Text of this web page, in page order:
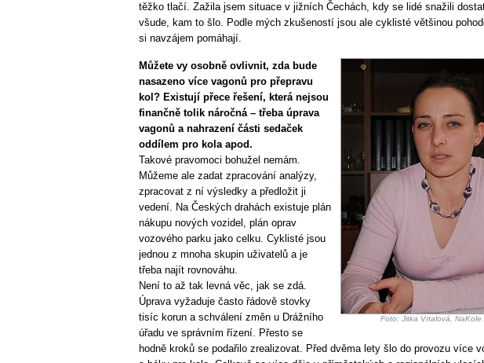
těžko tlačí. Zažila jsem situace v jižních Čechách, kdy se lidé snažili
všude, kam to šlo. Podle mých zkušeností jsou ale cyklisté většinou
si navzájem pomáhají.
Foto: Jitka Vrtalová,
Můžete vy osobně ovlivnit, zda bude
nasazeno více vagonů pro přepravu
kol? Existují přece řešení, která nejsou
finančně tolik náročná – třeba úprava
vagonů a nahrazení části sedaček
oddílem pro kola apod.
Takové pravomoci bohužel nemám.
Můžeme ale zadat zpracování analýzy,
zpracovat z ní výsledky a předložit ji
vedení. Na Českých drahách existuje plán
nákupu nových vozidel, plán oprav
vozového parku jako celku. Cyklisté jsou
jednou z mnoha skupin uživatelů a je
třeba najít rovnováhu.
Není to až tak levná věc, jak se zdá.
Úprava vyžaduje často řádově stovky
tisíc korun a schválení změn u Drážního
úřadu ve správním řízení. Přesto se
hodně kroků se podařilo zrealizovat. Před dvěma lety šlo do provozu více